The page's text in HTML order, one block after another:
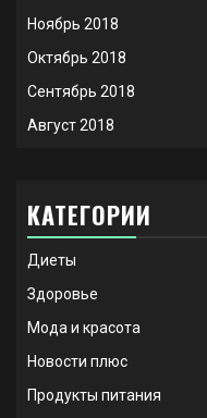
Ноябрь 2018
Октябрь 2018
Сентябрь 2018
Август 2018
КАТЕГОРИИ
Диеты
Здоровье
Мода и красота
Новости плюс
Продукты питания